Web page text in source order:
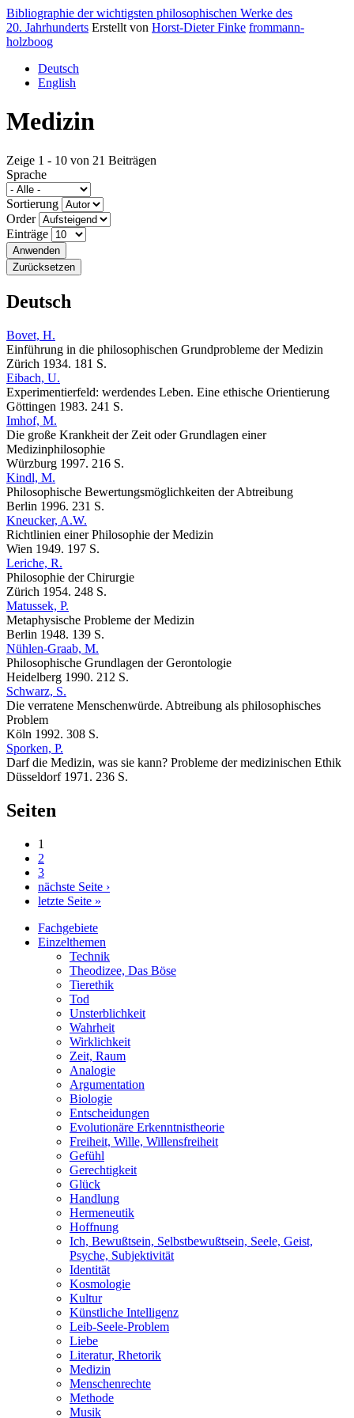
Bibliographie der wichtigsten philosophischen Werke des
20. Jahrhunderts Erstellt von Horst-Dieter Finke frommann-
holzboog
Deutsch
English
Medizin
Zeige 1 - 10 von 21 Beiträgen
Sprache
Sortierung
Order
Einträge
Deutsch
Bovet, H.
Einführung in die philosophischen Grundprobleme der Medizin
Zürich 1934. 181 S.
Eibach, U.
Experimentierfeld: werdendes Leben. Eine ethische Orientierung
Göttingen 1983. 241 S.
Imhof, M.
Die große Krankheit der Zeit oder Grundlagen einer
Medizinphilosophie
Würzburg 1997. 216 S.
Kindl, M.
Philosophische Bewertungsmöglichkeiten der Abtreibung
Berlin 1996. 231 S.
Kneucker, A.W.
Richtlinien einer Philosophie der Medizin
Wien 1949. 197 S.
Leriche, R.
Philosophie der Chirurgie
Zürich 1954. 248 S.
Matussek, P.
Metaphysische Probleme der Medizin
Berlin 1948. 139 S.
Nühlen-Graab, M.
Philosophische Grundlagen der Gerontologie
Heidelberg 1990. 212 S.
Schwarz, S.
Die verratene Menschenwürde. Abtreibung als philosophisches
Problem
Köln 1992. 308 S.
Sporken, P.
Darf die Medizin, was sie kann? Probleme der medizinischen Ethik
Düsseldorf 1971. 236 S.
Seiten
1
2
3
nächste Seite ›
letzte Seite »
Fachgebiete
Einzelthemen
Technik
Theodizee, Das Böse
Tierethik
Tod
Unsterblichkeit
Wahrheit
Wirklichkeit
Zeit, Raum
Analogie
Argumentation
Biologie
Entscheidungen
Evolutionäre Erkenntnistheorie
Freiheit, Wille, Willensfreiheit
Gefühl
Gerechtigkeit
Glück
Handlung
Hermeneutik
Hoffnung
Ich, Bewußtsein, Selbstbewußtsein, Seele, Geist,
Psyche, Subjektivität
Identität
Kosmologie
Kultur
Künstliche Intelligenz
Leib-Seele-Problem
Liebe
Literatur, Rhetorik
Medizin
Menschenrechte
Methode
Musik